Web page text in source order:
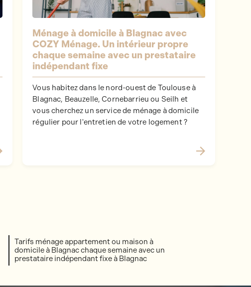
Ménage à domicile à Blagnac avec
COZY Ménage. Un intérieur propre
chaque semaine avec un prestataire
indépendant fixe
Vous habitez dans le nord-ouest de Toulouse à
Blagnac, Beauzelle, Cornebarrieu ou Seilh et
vous cherchez un service de ménage à domicile
régulier pour l'entretien de votre logement ?
Tarifs ménage appartement ou maison à
domicile à Blagnac chaque semaine avec un
prestataire indépendant fixe à Blagnac